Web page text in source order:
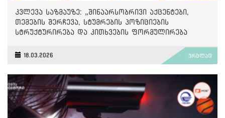
კვლევა საზმაუზე: „შინაარსობრივი აქცენტები,
თემების შერჩევა, სტუმრების პოზიციების
სტრუქტურირება და კითხვების ფორმულირება
პოლიტიკასა და ნარატივებთან“
18.03.2026 ვრცლად